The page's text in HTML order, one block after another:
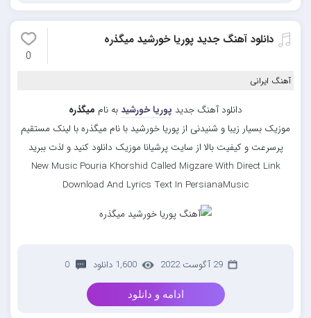
دانلود آهنگ جدید پوریا خورشید میگذره
0
آهنگ ایرانی
دانلود آهنگ جدید پوریا خورشید به نام میگذره
موزیک بسیار زیبا و شنیدنی از پوریا خورشید با نام میگذره با لینک مستقیم
پرسرعت و کیفیت بالا از سایت پرشیانا موزیک دانلود کنید و لذت ببرید
New Music Pouria Khorshid Called Migzare With Direct Link
Download And Lyrics Text In PersianaMusic
29 آگوست 2022 1,600 دانلود 0
ادامه و دانلود